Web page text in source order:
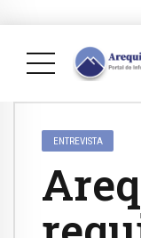
ENTREVISTA